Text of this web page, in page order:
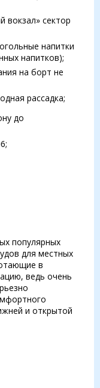
вокзал» сектор
напитки
напитков);
на борт не
рассадка;
до
популярных
для местных
в
ведь очень
и открытой